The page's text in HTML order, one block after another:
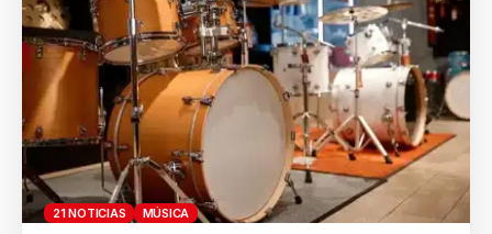
21 NOTICIAS MÚSICA